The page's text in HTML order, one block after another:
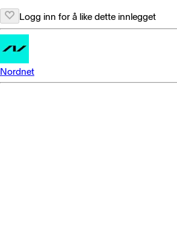
Logg inn for å like dette innlegget
Nordnet